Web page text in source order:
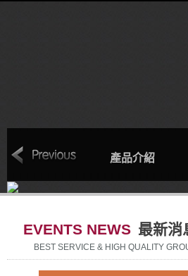
回首頁 產品介紹
EVENTS NEWS 最新消
BEST SERVICE & HIGH QUALITY